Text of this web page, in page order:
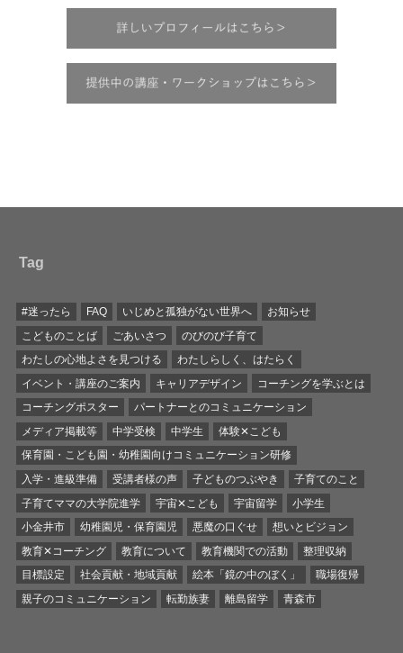
Tag
#迷ったら FAQ いじめと孤独がない世界へ
お知らせ
こどものことば
ごあいさつ
のびのび子育て
わたしの心地よさを見つける
わたしらしく、はたらく
イベント・講座のご案内
キャリアデザイン
コーチングを学ぶとは
コーチングポスター
パートナーとのコミュニケーション
メディア掲載等
中学受検 中学生
体験✕こども
保育園・こども園・幼稚園向けコミュニケーション研修
入学・進級準備
受講者様の声 子どものつぶやき
子育てのこと
子育てママの大学院進学
宇宙✕こども 宇宙留学
小学生
小金井市
幼稚園児・保育園児 悪魔の口ぐせ
想いとビジョン
教育✕コーチング
教育について 教育機関での活動
整理収納
目標設定
社会貢献・地域貢献 絵本「鏡の中のぼく」
職場復帰
親子のコミュニケーション
転勤族妻 離島留学 青森市